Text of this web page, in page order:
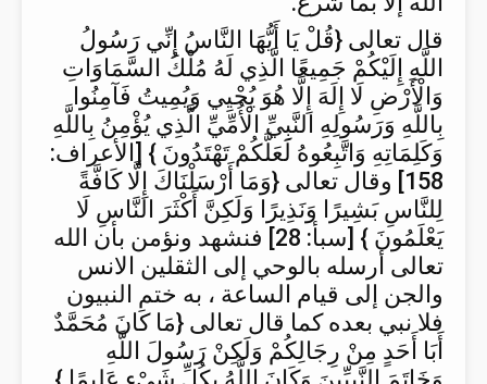
قال تعالى {قُلْ يَا أَيُّهَا النَّاسُ إِنِّي رَسُولُ
اللَّهِ إِلَيْكُمْ جَمِيعًا الَّذِي لَهُ مُلْكُ السَّمَاوَاتِ
وَالْأَرْضِ لَا إِلَهَ إِلَّا هُوَ يُحْيِي وَيُمِيتُ فَآمِنُوا
بِاللَّهِ وَرَسُولِهِ النَّبِيِّ الْأُمِّيِّ الَّذِي يُؤْمِنُ بِاللَّهِ
وَكَلِمَاتِهِ وَاتَّبِعُوهُ لَعَلَّكُمْ تَهْتَدُونَ } [الأعراف:
158] وقال تعالى {وَمَا أَرْسَلْنَاكَ إِلَّا كَافَّةً
لِلنَّاسِ بَشِيرًا وَنَذِيرًا وَلَكِنَّ أَكْثَرَ النَّاسِ لَا
يَعْلَمُونَ } [سبأ: 28] فنشهد ونؤمن بأن الله
تعالى أرسله بالوحي إلى الثقلين الانس
والجن إلى قيام الساعة ، به ختم النبيون
فلا نبي بعده كما قال تعالى {مَا كَانَ مُحَمَّدٌ
أَبَا أَحَدٍ مِنْ رِجَالِكُمْ وَلَكِنْ رَسُولَ اللَّهِ